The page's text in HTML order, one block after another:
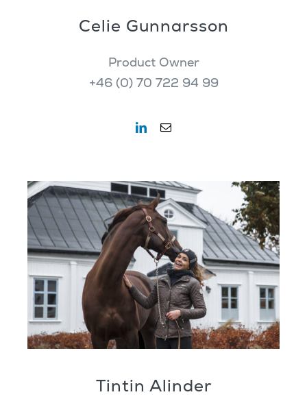
Celie Gunnarsson
Product Owner
+46 (0) 70 722 94 99
Tintin Alinder